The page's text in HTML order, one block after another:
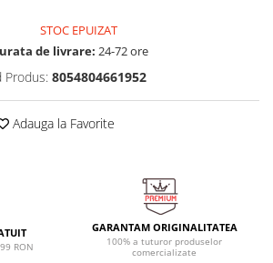
STOC EPUIZAT
de livrare: 24-72 ore
Produs: 8054804661952
Adauga la Favorite
RON
GARANTAM ORIGINALITATEA
100% a tuturor produselor
comercializate